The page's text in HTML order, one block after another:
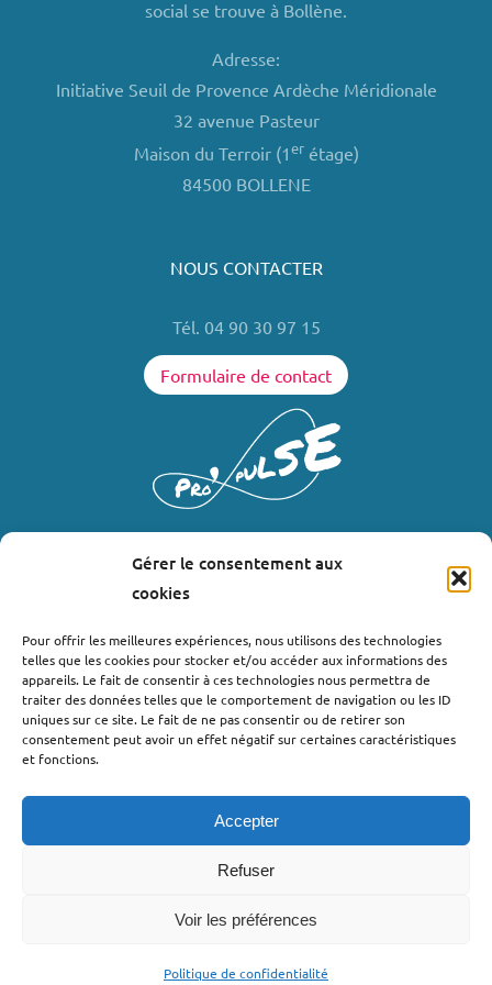
Gérer le consentement aux
cookies
Pour offrir les meilleures expériences, nous utilisons des technologies
telles que les cookies pour stocker et/ou accéder aux informations des
appareils. Le fait de consentir à ces technologies nous permettra de
traiter des données telles que le comportement de navigation ou les ID
uniques sur ce site. Le fait de ne pas consentir ou de retirer son
consentement peut avoir un effet négatif sur certaines caractéristiques
et fonctions.
Accepter
Refuser
Voir les préférences
Politique de confidentialité
social se trouve à Bollène.
Adresse:
Initiative Seuil de Provence Ardèche Méridionale
32 avenue Pasteur
Maison du Terroir (1erétage)
84500 BOLLENE
NOUS CONTACTER
Tél. 04 90 30 97 15
Formulaire de contact
LIENS UTILES
Où nous trouver ?
Bollène
Nyons
Valréas
©2022 - Pro’pulse by Initiative Seuil de Provence Ardèche
Développement : Menestys Consulting